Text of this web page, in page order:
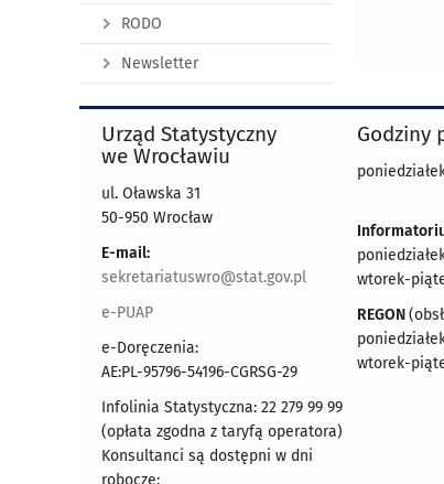
RODO
Newsletter
Urząd Statystyczny
we Wrocławiu
ul. Oławska 31
50-950 Wrocław
E-mail:
sekretariatuswro@stat.gov.pl
e-PUAP
e-Doręczenia:
AE:PL-95796-54196-CGRSG-29
Infolinia Statystyczna: 22 279 99 99
(opłata zgodna z taryfą operatora)
Konsultanci są dostępni w dni
robocze:
Godziny
wtorek-
REGON
wtorek-